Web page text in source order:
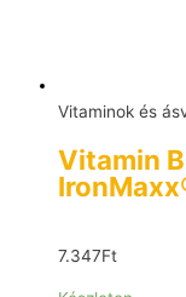
Vitaminok és
Vitamin
7.347Ft